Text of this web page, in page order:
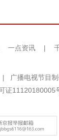
一点资讯 |
|
广播电视节目
证11120180005